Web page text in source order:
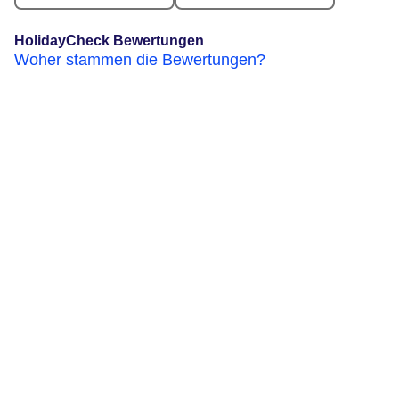
HolidayCheck Bewertungen
Woher stammen die Bewertungen?